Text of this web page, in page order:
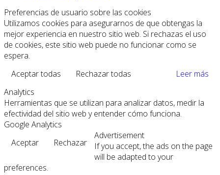
Preferencias de usuario sobre las cookies
Utilizamos cookies para asegurarnos de que obtengas la
mejor experiencia en nuestro sitio web. Si rechazas el uso
de cookies, este sitio web puede no funcionar como se
espera.
Aceptar todas
Rechazar todas
Leer más
Analytics
Herramientas que se utilizan para analizar datos, medir la
efectividad del sitio web y entender cómo funciona.
Google Analytics
Aceptar
Rechazar
Advertisement
If you accept, the ads on the page
will be adapted to your
preferences.